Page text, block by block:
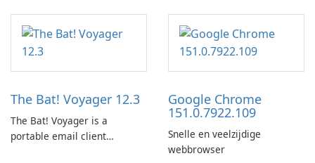
lying on the beach, camping
in the woods or even during
your long commute to work
Downloader is a desktop
utility for saving Amazon
Prime Video titles and other
Amazon web-player content
The Bat! Voyager 12.3
The Bat! Voyager is a
portable email client
Google Chrome
151.0.7922.109
Snelle en veelzijdige
webbrowser